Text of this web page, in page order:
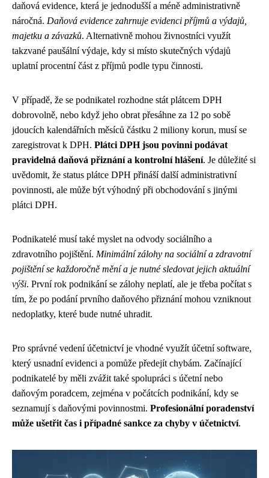
daňová evidence, která je jednodušší a méně administrativně
náročná. Daňová evidence zahrnuje evidenci příjmů a výdajů,
majetku a závazků. Alternativně mohou živnostníci využít
takzvané paušální výdaje, kdy si místo skutečných výdajů
uplatní procentní část z příjmů podle typu činnosti.
V případě, že se podnikatel rozhodne stát plátcem DPH
dobrovolně, nebo když jeho obrat přesáhne za 12 po sobě
jdoucích kalendářních měsíců částku 2 miliony korun, musí se
zaregistrovat k DPH. Plátci DPH jsou povinni podávat
pravidelná daňová přiznání a kontrolní hlášení. Je důležité si
uvědomit, že status plátce DPH přináší další administrativní
povinnosti, ale může být výhodný při obchodování s jinými
plátci DPH.
Podnikatelé musí také myslet na odvody sociálního a
zdravotního pojištění. Minimální zálohy na sociální a zdravotní
pojištění se každoročně mění a je nutné sledovat jejich aktuální
výši. První rok podnikání se zálohy neplatí, ale je třeba počítat s
tím, že po podání prvního daňového přiznání mohou vzniknout
nedoplatky, které bude nutné uhradit.
Pro správné vedení účetnictví je vhodné využít účetní software,
který usnadní evidenci a pomůže předejít chybám. Začínající
podnikatelé by měli zvážit také spolupráci s účetní nebo
daňovým poradcem, zejména v počátcích podnikání, kdy se
seznamují s daňovými povinnostmi. Profesionální poradenství
může ušetřit čas i případné sankce za chyby v účetnictví.